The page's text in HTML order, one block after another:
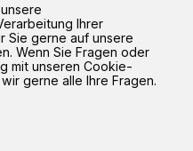
Ihrer
Sie gerne auf unsere
Wenn Sie Fragen oder
mit unseren Cookie-
gerne alle Ihre Fragen.